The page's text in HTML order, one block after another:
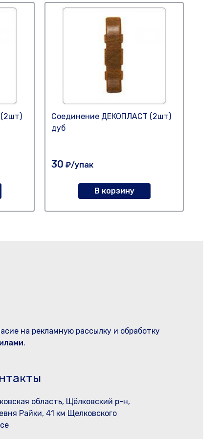
Соединение ДЕКОПЛАСТ (2шт)
дуб
30 ₽/упак
В корзину
на рекламную рассылку и обработку
.
область, Щёлковский р-н,
Райки, 41 км Щелковского